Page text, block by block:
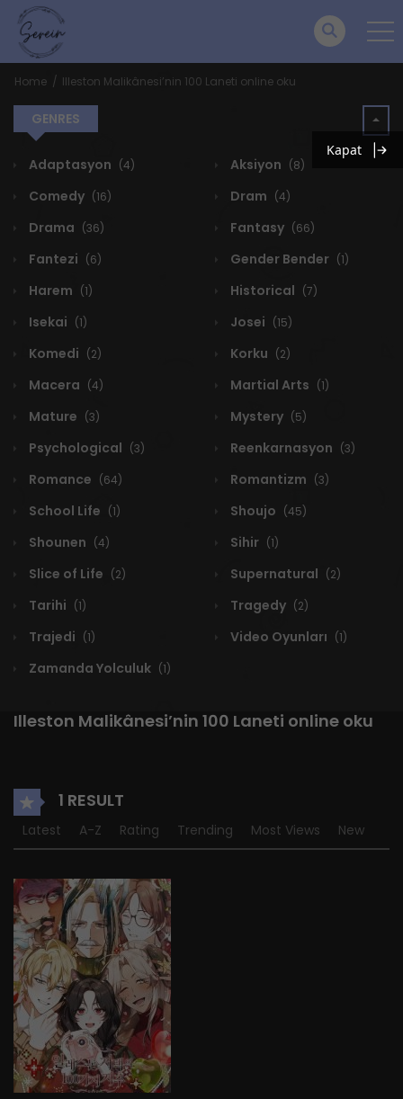
Home Illeston Malikânesi’nin 100 Laneti online oku
GENRES
Adaptasyon (4) Aksiyon (8)
Comedy (16) Dram (4)
Drama (36) Fantasy (66)
Fantezi (6) Gender Bender (1)
Harem (1) Historical (7)
Isekai (1) Josei (15)
Komedi (2) Korku (2)
Macera (4) Martial Arts (1)
Mature (3) Mystery (5)
Psychological (3) Reenkarnasyon (3)
Romance (64) Romantizm (3)
School Life (1) Shoujo (45)
Shounen (4) Sihir (1)
Slice of Life (2) Supernatural (2)
Tarihi (1) Tragedy (2)
Trajedi (1) Video Oyunları (1)
Zamanda Yolculuk (1)
Illeston Malikânesi’nin 100 Laneti online oku
1 RESULT
Latest A-Z Rating Trending Most Views New
Kapat